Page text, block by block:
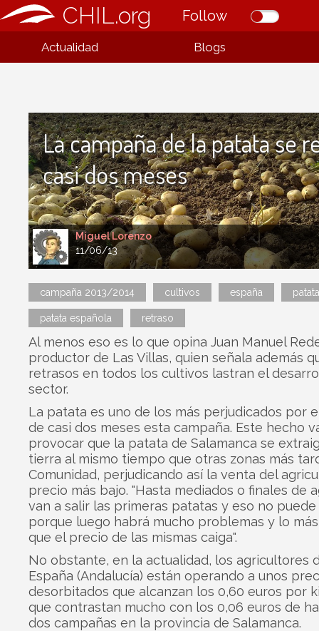
CHIL.org Follow
Actualidad Blogs
Miguel Lorenzo
11/06/13
La campaña de la patata se
casi dos meses
campaña 2013/2014 cultivos españa patata
patata española retraso
Al menos eso es lo que opina Juan Manuel
productor de Las Villas, quien señala además
retrasos en todos los cultivos lastran el
sector.
La patata es uno de los más perjudicados por
de casi dos meses esta campaña. Este hecho
provocar que la patata de Salamanca se
tierra al mismo tiempo que otras zonas más
Comunidad, perjudicando así la venta del
precio más bajo. "Hasta mediados o finales de
van a salir las primeras patatas y eso no puede
porque luego habrá mucho problemas y lo
que el precio de las mismas caiga".
No obstante, en la actualidad, los agricultores
España (Andalucía) están operando a unos
desorbitados que alcanzan los 0,60 euros por
que contrastan mucho con los 0,06 euros de
dos campañas en la provincia de Salamanca.